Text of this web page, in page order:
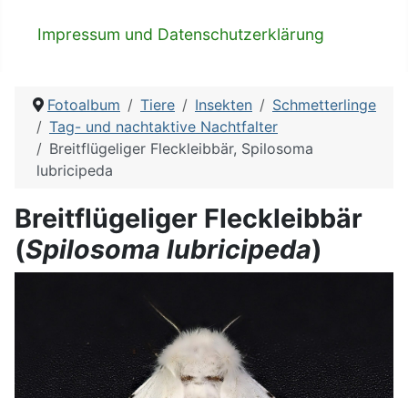
Impressum und Datenschutzerklärung
Fotoalbum Tiere Insekten
Schmetterlinge
Tag- und nachtaktive Nachtfalter
Breitflügeliger Fleckleibbär, Spilosoma
lubricipeda
Breitflügeliger Fleckleibbär
(Spilosoma lubricipeda)